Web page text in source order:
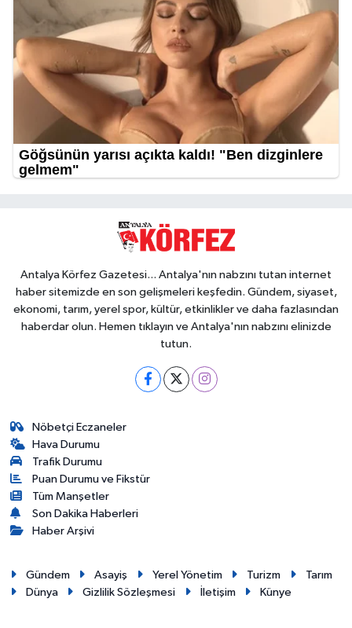
Antalya Körfez Gazetesi... Antalya'nın nabzını tutan internet
haber sitemizde en son gelişmeleri keşfedin. Gündem, siyaset,
ekonomi, tarım, yerel spor, kültür, etkinlikler ve daha fazlasından
haberdar olun. Hemen tıklayın ve Antalya'nın nabzını elinizde
tutun.
Nöbetçi Eczaneler
Hava Durumu
Trafik Durumu
Puan Durumu ve Fikstür
Tüm Manşetler
Son Dakika Haberleri
Haber Arşivi
Gündem Asayiş Yerel Yönetim Turizm
Tarım
Dünya
Gizlilik Sözleşmesi İletişim Künye